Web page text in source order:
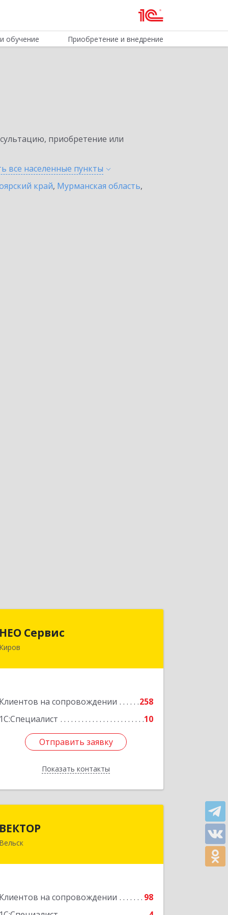
обучение Приобретение и внедрение
приобретение или
все населенные пункты
край, Мурманская область,
НЕО Сервис
Киров
Клиентов на сопровождении
258
1С:Специалист
10
Отправить заявку
Показать контакты
Отправить заявку
Назад
ВЕКТОР
Вельск
Клиентов на сопровождении
98
165150, Архангельская обл, Вельский
Подробнее